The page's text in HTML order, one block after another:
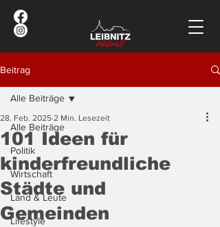
Beitrag
Alle Beiträge
Politik
Wirtschaft
Land & Leute
Lifestyle
Alle Beiträge
101 Ideen für
kinderfreundliche
Städte und
Gemeinden
28. Feb. 2025 2 Min. Lesezeit